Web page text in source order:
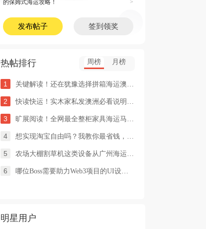
的保姆式海运攻略！ >
发布帖子 签到领奖
热帖排行 周榜 月榜
1 关键解读！还在犹豫选择拼箱海运澳洲or整柜海运悉尼墨尔本的朋友
2 快读快运！实木家私发澳洲必看说明这类家具熏蒸杀毒再可海运布里
3 旷展阅读！全网最全整柜家具海运马来西亚怡保的保姆式海运攻略！
4 想实现淘宝自由吗？我教你最省钱，最方便的方法
5 农场大棚割草机这类设备从广州海运到澳洲堪培拉过海关需要提供什
6 哪位Boss需要助力Web3项目的UI设计，或qian
明星用户